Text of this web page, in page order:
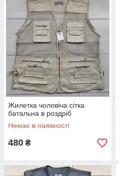
Жилетка чоловіча сітка
батальна в роздріб
Немає в наявності
480 ₴